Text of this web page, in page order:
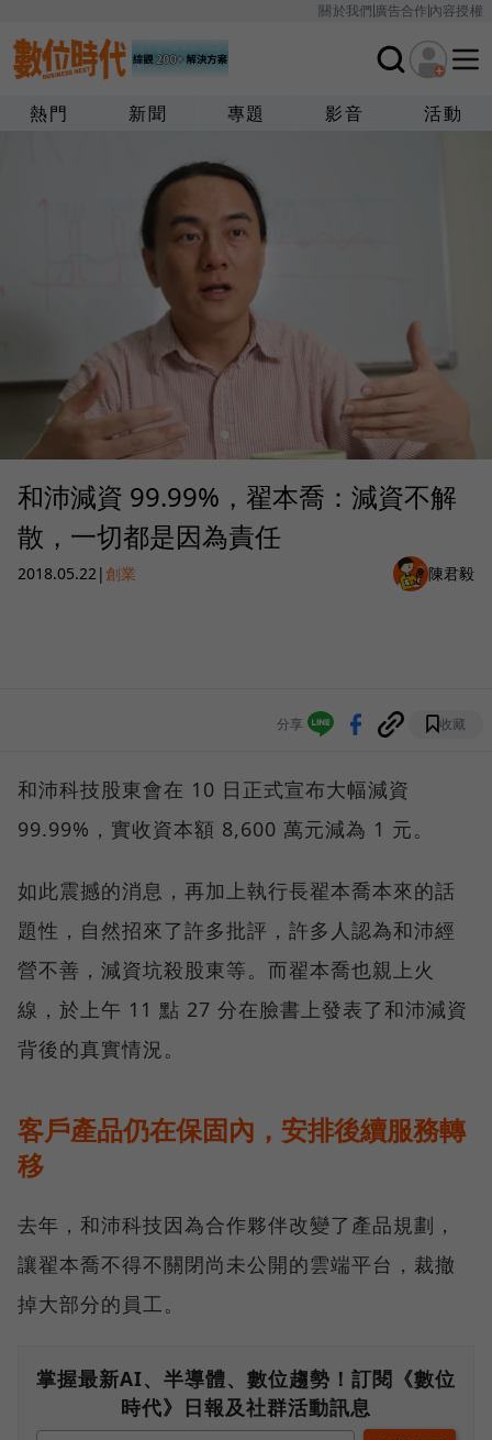
關於我們廣告合作內容授權
熱門 新聞 專題 影音 活動
和沛減資 99.99%，翟本喬：減資不解
散，一切都是因為責任
2018.05.22|創業 陳君毅
分享 收藏
和沛科技股東會在 10 日正式宣布大幅減資
99.99%，實收資本額 8,600 萬元減為 1 元。
如此震撼的消息，再加上執行長翟本喬本來的話
題性，自然招來了許多批評，許多人認為和沛經
營不善，減資坑殺股東等。而翟本喬也親上火
線，於上午 11 點 27 分在臉書上發表了和沛減資
背後的真實情況。
客戶產品仍在保固內，安排後續服務轉
移
去年，和沛科技因為合作夥伴改變了產品規劃，
讓翟本喬不得不關閉尚未公開的雲端平台，裁撤
掉大部分的員工。
掌握最新AI、半導體、數位趨勢！訂閱《數位
時代》日報及社群活動訊息